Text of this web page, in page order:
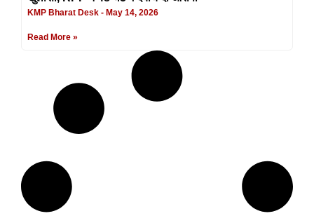
KMP Bharat Desk May 14, 2026
Read More »